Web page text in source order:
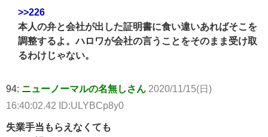
>>226
本人の弁と会社が出した証明書に食い違いあればそこを
調整するよ。ハロワが会社の言うことをそのまま受け取
るわけじゃない。
94: ニューノーマルの名無しさん 2020/11/15(日)
16:40:02.42 ID:ULYBCp8y0
失業手当もらえなくても